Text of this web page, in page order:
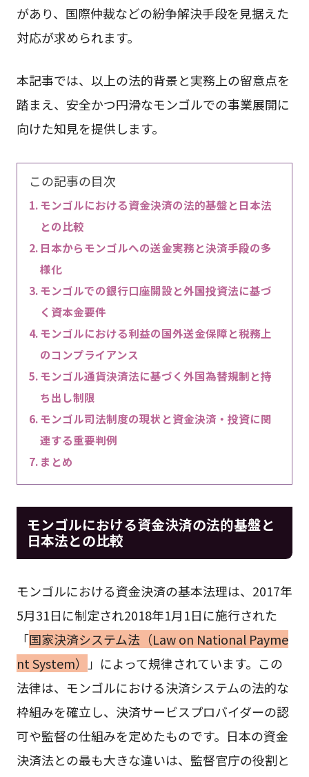
があり、国際仲裁などの紛争解決手段を見据えた
対応が求められます。
本記事では、以上の法的背景と実務上の留意点を
踏まえ、安全かつ円滑なモンゴルでの事業展開に
向けた知見を提供します。
この記事の目次
モンゴルにおける資金決済の法的基盤と日本法
との比較
日本からモンゴルへの送金実務と決済手段の多
様化
モンゴルでの銀行口座開設と外国投資法に基づ
く資本金要件
モンゴルにおける利益の国外送金保障と税務上
のコンプライアンス
モンゴル通貨決済法に基づく外国為替規制と持
ち出し制限
モンゴル司法制度の現状と資金決済・投資に関
連する重要判例
まとめ
モンゴルにおける資金決済の法的基盤と
日本法との比較
モンゴルにおける資金決済の基本法理は、2017年
5月31日に制定され2018年1月1日に施行された
「国家決済システム法（Law on National Payme
nt System） 」によって規律されています。この
法律は、モンゴルにおける決済システムの法的な
枠組みを確立し、決済サービスプロバイダーの認
可や監督の仕組みを定めたものです。日本の資金
決済法との最も大きな違いは、監督官庁の役割と